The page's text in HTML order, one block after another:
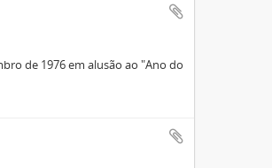
de 1976 em alusão ao "Ano do